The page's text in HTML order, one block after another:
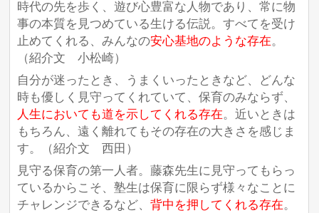
時代の先を歩く、遊び心豊富な人物であり、常に物
事の本質を見つめている生ける伝説。すべてを受け
止めてくれる、みんなの安心基地のような存在。
（紹介文 小松崎）
自分が迷ったとき、うまくいったときなど、どんな
時も優しく見守ってくれていて、保育のみならず、
人生においても道を示してくれる存在。近いときは
もちろん、遠く離れてもその存在の大きさを感じま
す。（紹介文 西田）
見守る保育の第一人者。藤森先生に見守ってもらっ
ているからこそ、塾生は保育に限らず様々なことに
チャレンジできるなど、背中を押してくれる存在。